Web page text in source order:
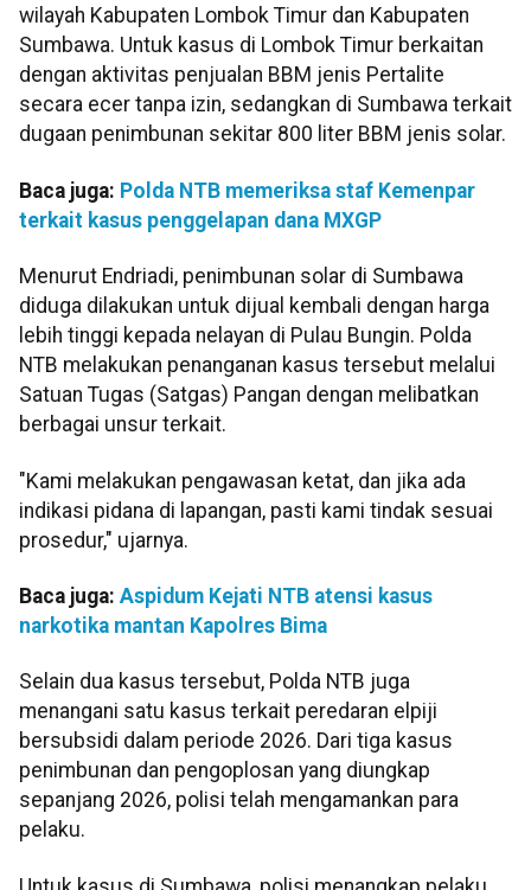
wilayah Kabupaten Lombok Timur dan Kabupaten
Sumbawa. Untuk kasus di Lombok Timur berkaitan
dengan aktivitas penjualan BBM jenis Pertalite
secara ecer tanpa izin, sedangkan di Sumbawa terkait
dugaan penimbunan sekitar 800 liter BBM jenis solar.
Baca juga: Polda NTB memeriksa staf Kemenpar
terkait kasus penggelapan dana MXGP
Menurut Endriadi, penimbunan solar di Sumbawa
diduga dilakukan untuk dijual kembali dengan harga
lebih tinggi kepada nelayan di Pulau Bungin. Polda
NTB melakukan penanganan kasus tersebut melalui
Satuan Tugas (Satgas) Pangan dengan melibatkan
berbagai unsur terkait.
"Kami melakukan pengawasan ketat, dan jika ada
indikasi pidana di lapangan, pasti kami tindak sesuai
prosedur," ujarnya.
Baca juga: Aspidum Kejati NTB atensi kasus
narkotika mantan Kapolres Bima
Selain dua kasus tersebut, Polda NTB juga
menangani satu kasus terkait peredaran elpiji
bersubsidi dalam periode 2026. Dari tiga kasus
penimbunan dan pengoplosan yang diungkap
sepanjang 2026, polisi telah mengamankan para
pelaku.